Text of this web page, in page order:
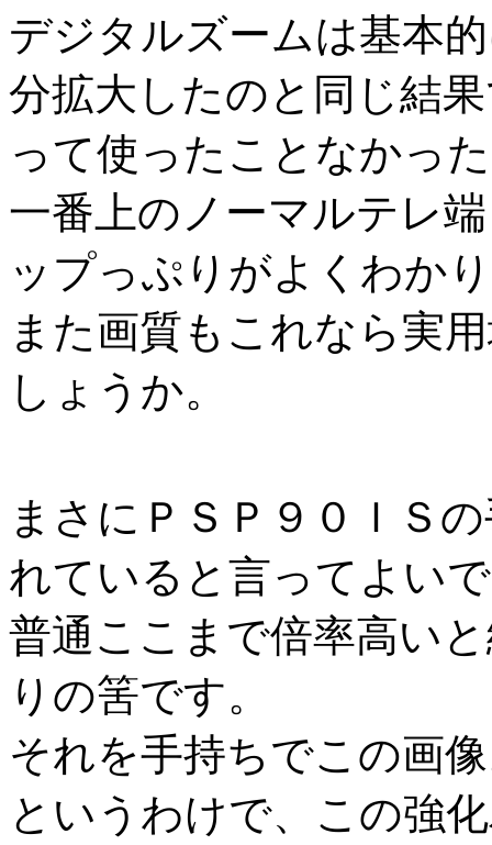
デジタルズームは基本
分拡大したのと同じ結
って使ったことなかっ
一番上のノーマルテレ
ップっぷりがよくわか
また画質もこれなら実
しょうか。
まさにＰＳＰ９０ＩＳ
れていると言ってよい
普通ここまで倍率高い
りの筈です。
それを手持ちでこの画
というわけで、この強